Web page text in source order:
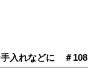
入れなどに ＃108